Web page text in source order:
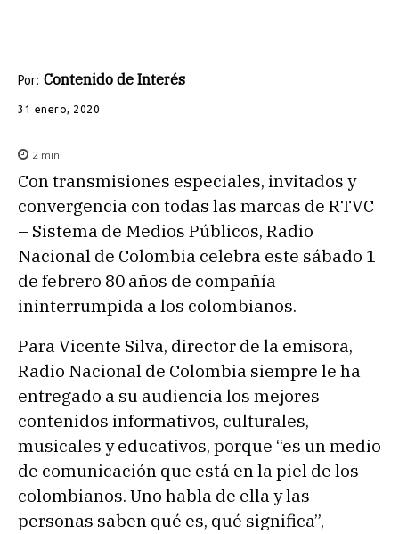
Por: Contenido de Interés
31 enero, 2020
2 min.
Con transmisiones especiales, invitados y
convergencia con todas las marcas de RTVC
– Sistema de Medios Públicos, Radio
Nacional de Colombia celebra este sábado 1
de febrero 80 años de compañía
ininterrumpida a los colombianos.
Para Vicente Silva, director de la emisora,
Radio Nacional de Colombia siempre le ha
entregado a su audiencia los mejores
contenidos informativos, culturales,
musicales y educativos, porque “es un medio
de comunicación que está en la piel de los
colombianos. Uno habla de ella y las
personas saben qué es, qué significa”,